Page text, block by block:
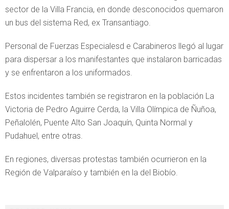
sector de la Villa Francia, en donde desconocidos quemaron
un bus del sistema Red, ex Transantiago.
Personal de Fuerzas Especialesd e Carabineros llegó al lugar
para dispersar a los manifestantes que instalaron barricadas
y se enfrentaron a los uniformados.
Estos incidentes también se registraron en la población La
Victoria de Pedro Aguirre Cerda, la Villa Olímpica de Ñuñoa,
Peñalolén, Puente Alto San Joaquín, Quinta Normal y
Pudahuel, entre otras.
En regiones, diversas protestas también ocurrieron en la
Región de Valparaíso y también en la del Biobío.